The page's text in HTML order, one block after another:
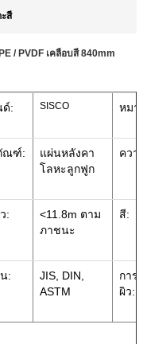
สี
/ PVDF เคลือบสี 840mm
ด์: SISCO หมา
ณฑ์:
แผ่นหลังคา
โลหะลูกฟูก
ควา
:
<11.8m ตาม
ภาชนะ
สี:
:
JIS, DIN,
ASTM
การ
ผิว: